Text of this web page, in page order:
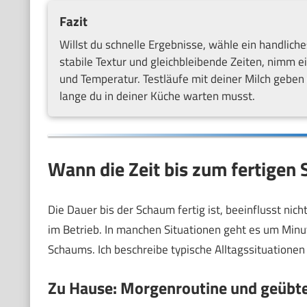
Fazit
Willst du schnelle Ergebnisse, wähle ein
stabile Textur und gleichbleibende Zeiten, nimm
und Temperatur. Testläufe mit deiner Milch
lange du in deiner Küche warten musst.
Wann die Zeit bis zum fertigen
Die Dauer bis der Schaum fertig ist, beeinflusst
im Betrieb. In manchen Situationen geht es um
Schaums. Ich beschreibe typische
Zu Hause: Morgenroutine und